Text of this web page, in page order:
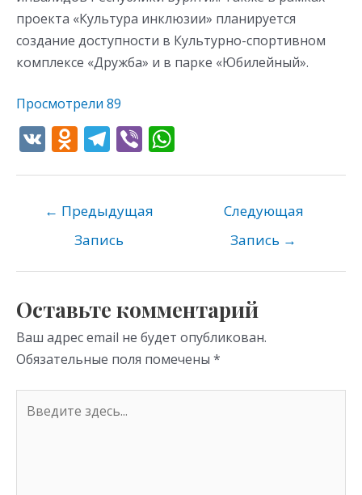
проекта «Культура инклюзии» планируется
создание доступности в Культурно-спортивном
комплексе «Дружба» и в парке «Юбилейный».
Просмотрели 89
V O
o
kl
as
ni
ki
T
gr
a
m
Vi
p
← Предыдущая
Запись
Следующая
Запись →
Оставьте комментарий
Ваш адрес email не будет опубликован.
Обязательные поля помечены *
здесь...